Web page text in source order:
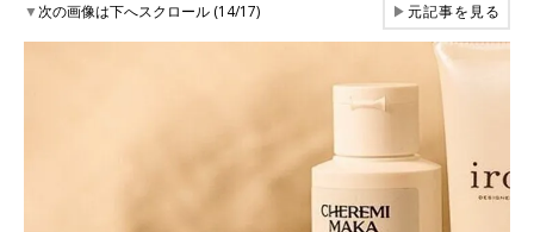
▼次の画像は下へスクロール (14/17) ▶元記事を見る